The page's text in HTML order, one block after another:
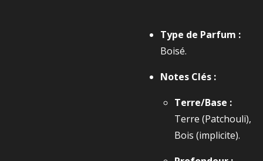
Type de Parfum :
Boisé.
Notes Clés :
Terre/Base :
Terre (Patchouli),
Bois (implicite).